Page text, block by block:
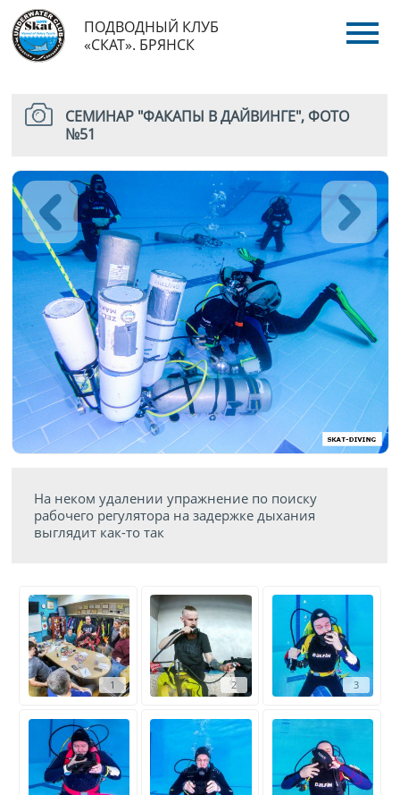
ПОДВОДНЫЙ КЛУБ
«СКАТ». БРЯНСК
СЕМИНАР "ФАКАПЫ В ДАЙВИНГЕ", ФОТО
№51
На неком удалении упражнение по поиску
рабочего регулятора на задержке дыхания
выглядит как-то так
1 2 3